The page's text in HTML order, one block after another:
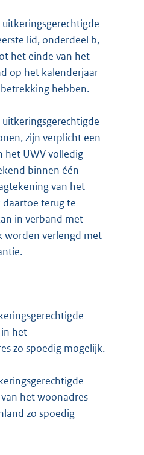
lid, onderdeel b,
het einde van het
op het kalenderjaar
hebben.
zijn verplicht een
het UWV volledig
binnen één
van het
terug te
in verband met
worden verlengd met
het
zo spoedig mogelijk.
het woonadres
zo spoedig